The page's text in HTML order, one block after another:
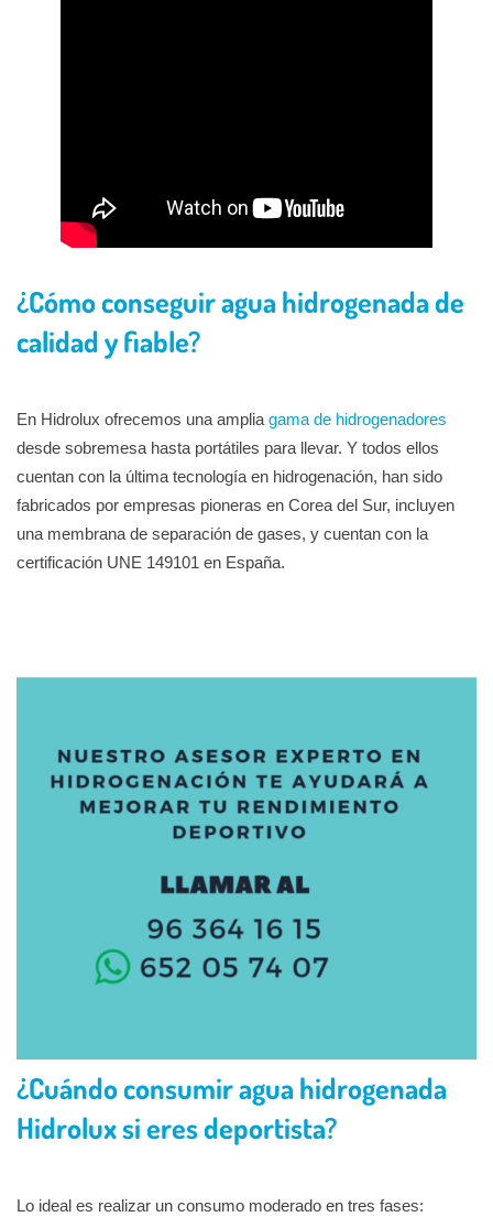
¿Cómo conseguir agua hidrogenada de
calidad y fiable?
En Hidrolux ofrecemos una amplia gama de hidrogenadores
desde sobremesa hasta portátiles para llevar. Y todos ellos
cuentan con la última tecnología en hidrogenación, han sido
fabricados por empresas pioneras en Corea del Sur, incluyen
una membrana de separación de gases, y cuentan con la
certificación UNE 149101 en España.
¿Cuándo consumir agua hidrogenada
Hidrolux si eres deportista?
Lo ideal es realizar un consumo moderado en tres fases: